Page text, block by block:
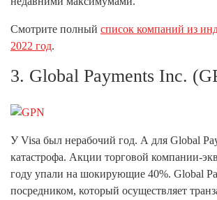
Смотрите полный список компаний из
2022 год.
3. Global Payments Inc.
У Visa был нерабочий год. А для Global
катастрофа. Акции торговой компании-
году упали на шокирующие 40%. Global
посредником, который осуществляет